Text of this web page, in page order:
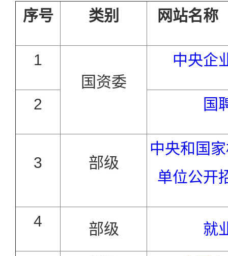
序号 类别 网站名称
1
国资委
中央企
2 国
3 部级
中央和国
单位公开
4 部级 就